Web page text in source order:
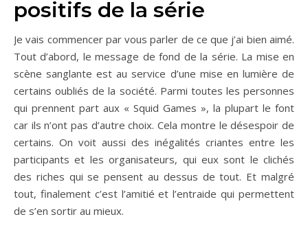
positifs de la série
Je vais commencer par vous parler de ce que j’ai bien aimé.
Tout d’abord, le message de fond de la série. La mise en
scène sanglante est au service d’une mise en lumière de
certains oubliés de la société. Parmi toutes les personnes
qui prennent part aux « Squid Games », la plupart le font
car ils n’ont pas d’autre choix. Cela montre le désespoir de
certains. On voit aussi des inégalités criantes entre les
participants et les organisateurs, qui eux sont le clichés
des riches qui se pensent au dessus de tout. Et malgré
tout, finalement c’est l’amitié et l’entraide qui permettent
de s’en sortir au mieux.